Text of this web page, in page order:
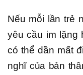
Nếu mỗi lần trẻ
yêu cầu im lặng
có thể dần mất
nghĩ của bản